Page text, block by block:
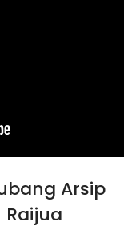
Arsip
Raijua